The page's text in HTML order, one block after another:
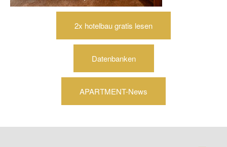
2x hotelbau gratis lesen
Datenbanken
APARTMENT-News